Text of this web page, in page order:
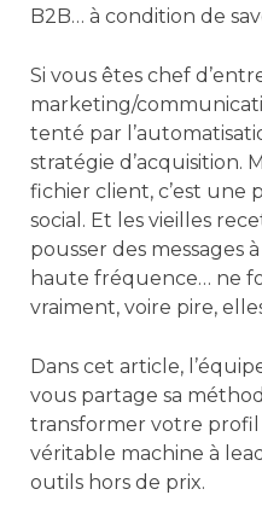
B2B… à condition de
Si vous êtes chef
marketing/
tenté par
stratégie d’acquisition.
fichier client, c’est une
social. Et les vieilles
pousser des messages
haute fréquence… ne
vraiment, voire pire,
Dans cet article,
vous partage sa
transformer votre
véritable machine à
outils hors de prix.